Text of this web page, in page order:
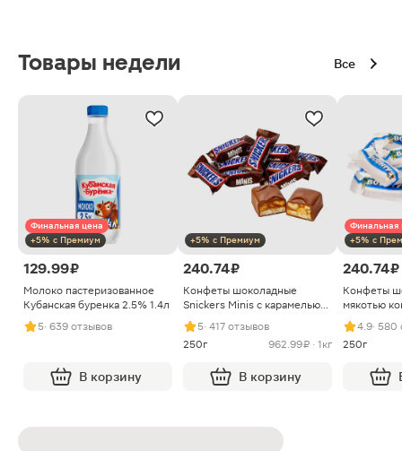
Товары недели Все
Финальная цена
+5% с Премиум
129.99 ₽
Молоко пастеризованное
Кубанская буренка 2.5% 1.4л
5· 639 отзывов
В корзину
+5% с Премиум
240.74 ₽
Конфеты шоколадные
Snickers Minis с карамелью
арахисом и нугой
5· 417 отзывов
250г
962.99 ₽ · 1кг
В корзину
Финальная
+5% с
240.74 ₽
Конфеты
мякотью
4.9· 580
250г